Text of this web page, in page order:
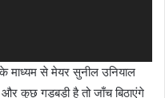
के माध्यम से मेयर सुनील उनियाल
कुछ गड़बड़ी है तो जाँच बिठाएंगे